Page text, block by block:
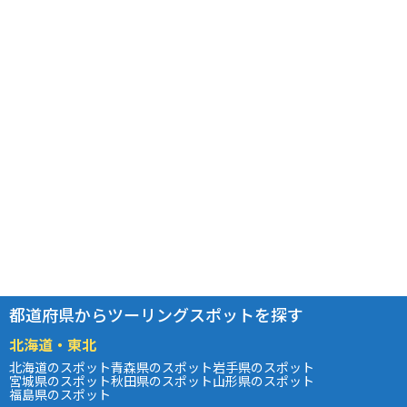
都道府県からツーリングスポットを探す
北海道・東北
北海道のスポット青森県のスポット岩手県のスポット
宮城県のスポット秋田県のスポット山形県のスポット
福島県のスポット